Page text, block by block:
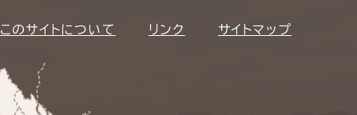
このサイトについて リンク サイトマップ